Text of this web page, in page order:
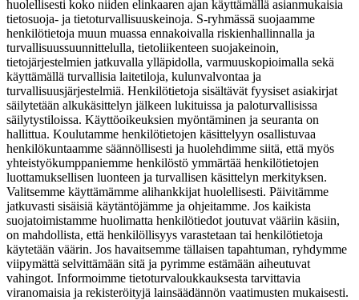
huolellisesti koko niiden elinkaaren ajan käyttämällä asianmukaisia
tietosuoja- ja tietoturvallisuuskeinoja. S-ryhmässä suojaamme
henkilötietoja muun muassa ennakoivalla riskienhallinnalla ja
turvallisuussuunnittelulla, tietoliikenteen suojakeinoin,
tietojärjestelmien jatkuvalla ylläpidolla, varmuuskopioimalla sekä
käyttämällä turvallisia laitetiloja, kulunvalvontaa ja
turvallisuusjärjestelmiä. Henkilötietoja sisältävät fyysiset asiakirjat
säilytetään alkukäsittelyn jälkeen lukituissa ja paloturvallisissa
säilytystiloissa. Käyttöoikeuksien myöntäminen ja seuranta on
hallittua. Koulutamme henkilötietojen käsittelyyn osallistuvaa
henkilökuntaamme säännöllisesti ja huolehdimme siitä, että myös
yhteistyökumppaniemme henkilöstö ymmärtää henkilötietojen
luottamuksellisen luonteen ja turvallisen käsittelyn merkityksen.
Valitsemme käyttämämme alihankkijat huolellisesti. Päivitämme
jatkuvasti sisäisiä käytäntöjämme ja ohjeitamme. Jos kaikista
suojatoimistamme huolimatta henkilötiedot joutuvat vääriin käsiin,
on mahdollista, että henkilöllisyys varastetaan tai henkilötietoja
käytetään väärin. Jos havaitsemme tällaisen tapahtuman, ryhdymme
viipymättä selvittämään sitä ja pyrimme estämään aiheutuvat
vahingot. Informoimme tietoturvaloukkauksesta tarvittavia
viranomaisia ja rekisteröityjä lainsäädännön vaatimusten mukaisesti.